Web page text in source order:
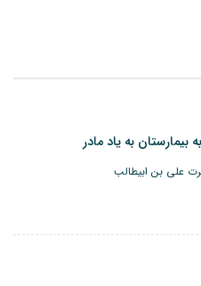
علی بن ابیطالب